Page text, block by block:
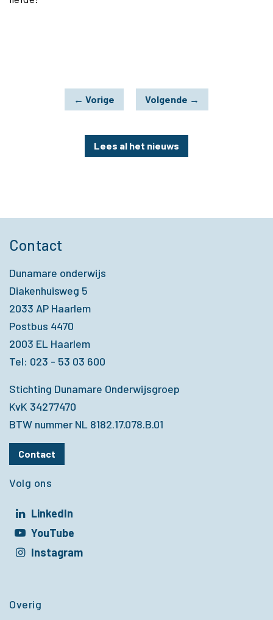
← Vorige Volgende →
Lees al het nieuws
Contact
Dunamare onderwijs
Diakenhuisweg 5
2033 AP Haarlem
Postbus 4470
2003 EL Haarlem
Tel: 023 - 53 03 600
Stichting Dunamare Onderwijsgroep
KvK 34277470
BTW nummer NL 8182.17.078.B.01
Contact
Volg ons
LinkedIn
in een nieuw venster
YouTube
in een nieuw venster
Instagram
Overig